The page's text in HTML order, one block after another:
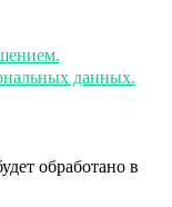
данных.
обработано в